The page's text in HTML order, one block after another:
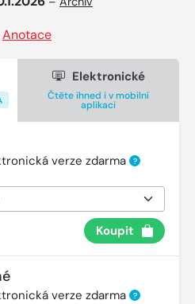
Anotace
Elektronické
Čtěte ihned i v mobilní
aplikaci
verze zdarma ?
Koupit
verze zdarma ?